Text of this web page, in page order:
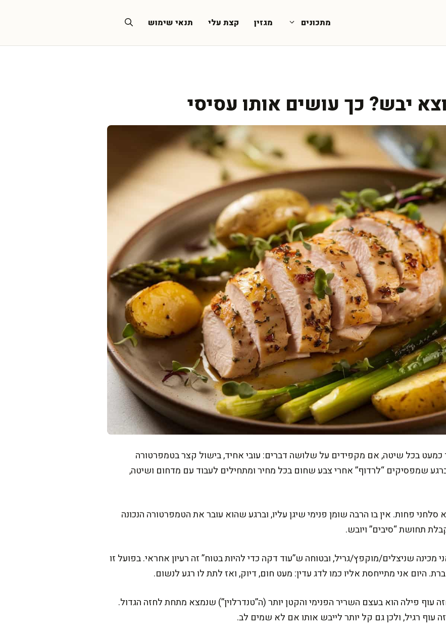
מתכונים מגזין קצת עלי תנאי שימוש
יבש? כך עושים אותו עסיסי
כמעט בכל שיטה, אם מקפידים על שלושה דברים: עובי אחיד, בישול קצר בטמפרטורה
שמפסיקים “לרדוף” אחרי צבע שחום בכל מחיר ומתחילים לעבוד עם מדחום ושיטה,
סלחני פחות. אין בו הרבה שומן פנימי שיגן עליו, וברגע שהוא עובר את הטמפרטורה הנכונה
תחושת “סיבים” ויובש.
שניצלים/מוקפץ/גריל, ובטוחה ש”עוד דקה כדי להיות בטוח” זה רעיון אחראי. בפועל זו
היום אני מתייחסת אליו כמו לדג עדין: מעט חום, דיוק, ואז לתת לו רגע לנשום.
עוף פילה הוא בעצם השריר הפנימי והקטן יותר (ה”טנדרלוין”) שנמצא מתחת לחזה הגדול.
עוף רגיל, ולכן גם קל יותר לייבש אותו אם לא שמים לב.